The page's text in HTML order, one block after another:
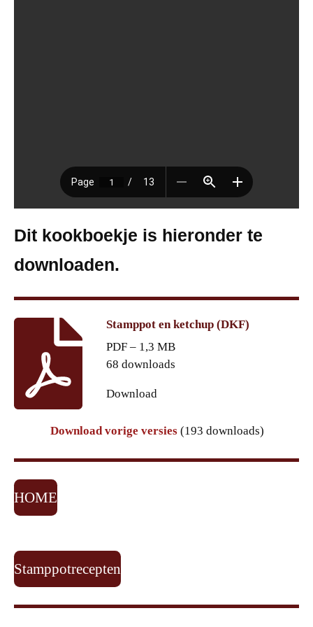
Dit kookboekje is hieronder te
downloaden.
Stamppot en ketchup (DKF)
PDF – 1,3 MB
68 downloads
Download
Download vorige versies (193 downloads)
HOME
Stamppotrecepten